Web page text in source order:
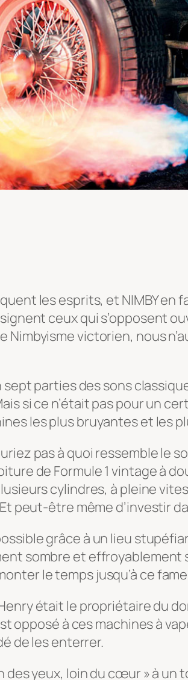
les esprits, et NIMBY en
ceux qui s’opposent
Nimbyisme victorien, nous
sept parties des sons
si ce n’était pas pour un
les plus bruyantes et les
pas à quoi ressemble le
de Formule 1 vintage à
cylindres, à pleine
peut-être même d’investir
grâce à un lieu
sombre et
le temps jusqu’à ce
était le propriétaire du
opposé à ces machines à
de les enterrer.
des yeux, loin du cœur » à